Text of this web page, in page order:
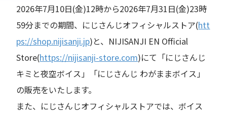
2026年7月10日(金)12時から2026年7月31日(金)23時
59分までの期間、にじさんじオフィシャルストア(htt
ps://shop.nijisanji.jp)と、NIJISANJI EN Official
Store(https://nijisanji-store.com)にて「にじさんじ
キミと夜空ボイス」「にじさんじ わがままボイス」
の販売をいたします。
また、にじさんじオフィシャルストアでは、ボイス